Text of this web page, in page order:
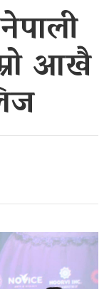
आखै